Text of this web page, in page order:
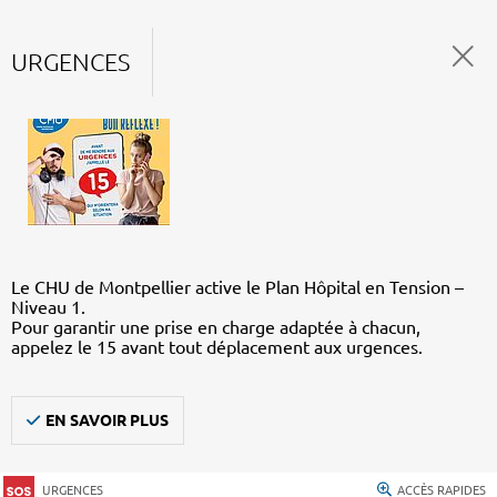
URGENCES
Le CHU de Montpellier active le Plan Hôpital en Tension –
Niveau 1.
Pour garantir une prise en charge adaptée à chacun,
appelez le 15 avant tout déplacement aux urgences.
EN SAVOIR PLUS
URGENCES ACCÈS RAPIDES